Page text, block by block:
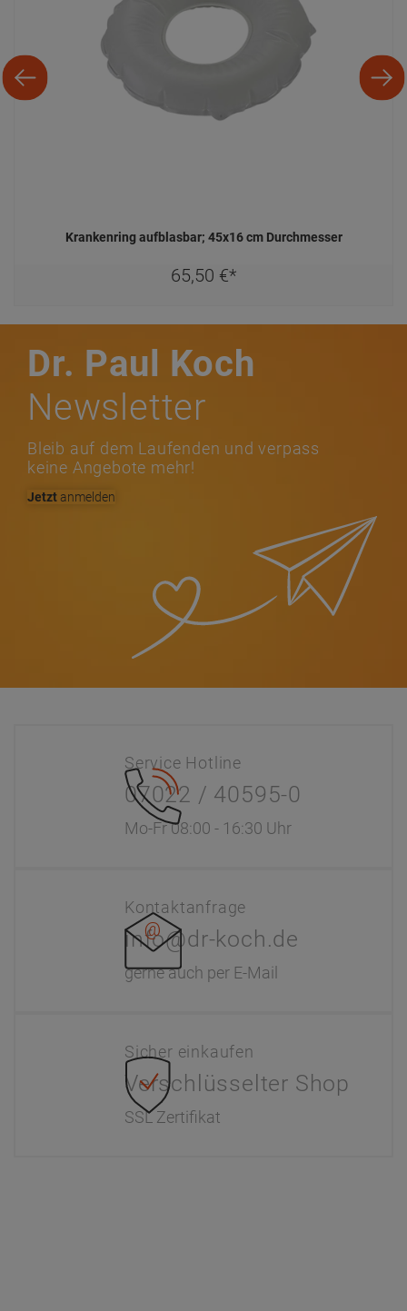
Krankenring aufblasbar; 45x16 cm Durchmesser
65,50 €*
Dr. Paul Koch
Newsletter
Bleib auf dem Laufenden und verpass
keine Angebote mehr!
Jetztanmelden
Service Hotline
07022 / 40595-0
Mo-Fr 08:00 - 16:30 Uhr
Kontaktanfrage
info@dr-koch.de
gerne auch per E-Mail
Sicher einkaufen
Verschlüsselter Shop
SSL Zertifikat